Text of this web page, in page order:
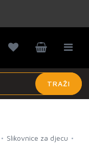
TRAŽI
Slikovnice za djecu